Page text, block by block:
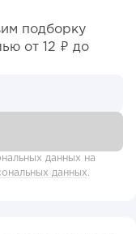
подборку
от 12 ₽ до
данных на
данных.